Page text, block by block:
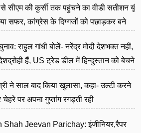
सीएम की कुर्सी तक पहुंचने का वीडी सतीशन यूं
सफर, कांग्रेस के दिग्गजों को पछाड़कर बने
राहुल गांधी बोलें- नरेंद्र मोदी देशभक्त नहीं,
हैं, US ट्रेड डील में हिन्दुस्तान को बेचने
ने साल बाद किया खुलासा, कहा- उल्टी करने
पर अपना गुप्तांग रगड़ती रही
Shah Jeevan Parichay: इंजीनियर,रैपर